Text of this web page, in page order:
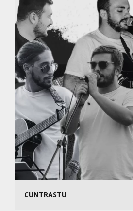
CUNTRASTU